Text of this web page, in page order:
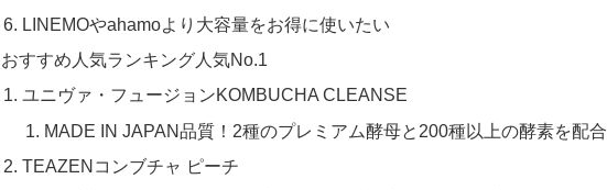
LINEMOやahamoより大容量をお得に使いたい
おすすめ人気ランキング人気No.1
ユニヴァ・フュージョンKOMBUCHA CLEANSE
MADE IN JAPAN品質！2種のプレミアム酵母と200種以上の酵素を配
TEAZENコンブチャ ピーチ